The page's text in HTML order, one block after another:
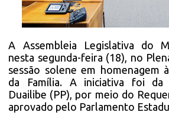
A Assembleia Legislativa do
nesta segunda-feira (18), no
sessão solene em homenagem
da Família. A iniciativa foi da
Duailibe (PP), por meio do
aprovado pelo Parlamento